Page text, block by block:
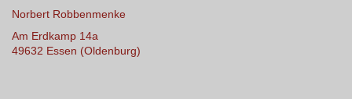
Norbert Robbenmenke
Am Erdkamp 14a
49632 Essen (Oldenburg)